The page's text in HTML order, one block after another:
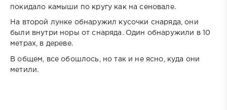
покидало камыши по кругу как на сеновале.
На второй лунке обнаружил кусочки снаряда, они
были внутри норы от снаряда. Один обнаружили в 10
метрах, в дереве.
В общем, все обошлось, но так и не ясно, куда они
метили.